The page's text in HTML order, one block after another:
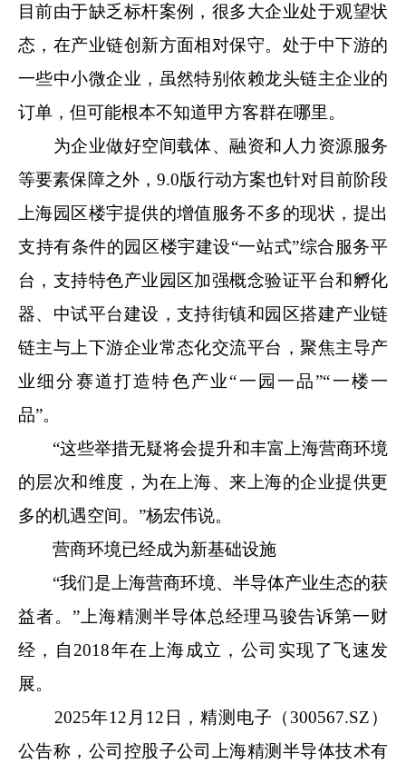
目前由于缺乏标杆案例，很多大企业处于观望状
态，在产业链创新方面相对保守。处于中下游的
一些中小微企业，虽然特别依赖龙头链主企业的
订单，但可能根本不知道甲方客群在哪里。
为企业做好空间载体、融资和人力资源服务
等要素保障之外，9.0版行动方案也针对目前阶段
上海园区楼宇提供的增值服务不多的现状，提出
支持有条件的园区楼宇建设“一站式”综合服务平
台，支持特色产业园区加强概念验证平台和孵化
器、中试平台建设，支持街镇和园区搭建产业链
链主与上下游企业常态化交流平台，聚焦主导产
业细分赛道打造特色产业“一园一品”“一楼一
品”。
“这些举措无疑将会提升和丰富上海营商环境
的层次和维度，为在上海、来上海的企业提供更
多的机遇空间。”杨宏伟说。
营商环境已经成为新基础设施
“我们是上海营商环境、半导体产业生态的获
益者。”上海精测半导体总经理马骏告诉第一财
经，自2018年在上海成立，公司实现了飞速发
展。
2025年12月12日，精测电子（300567.SZ）
公告称，公司控股子公司上海精测半导体技术有